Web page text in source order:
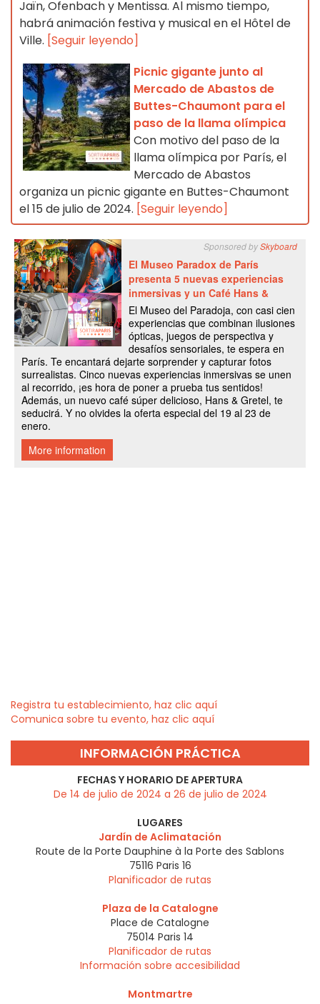
Jaïn, Ofenbach y Mentissa. Al mismo tiempo,
habrá animación festiva y musical en el Hôtel de
Ville. [Seguir leyendo]
Picnic gigante junto al
Mercado de Abastos de
Buttes-Chaumont para el
paso de la llama olímpica
Con motivo del paso de la
llama olímpica por París, el
Mercado de Abastos
organiza un picnic gigante en Buttes-Chaumont
el 15 de julio de 2024. [Seguir leyendo]
Registra tu establecimiento, haz clic aquí
Comunica sobre tu evento, haz clic aquí
INFORMACIÓN PRÁCTICA
FECHAS Y HORARIO DE APERTURA
De 14 de julio de 2024 a 26 de julio de 2024
LUGARES
Jardín de Aclimatación
Route de la Porte Dauphine à la Porte des Sablons
75116 Paris 16
Planificador de rutas
Plaza de la Catalogne
Place de Catalogne
75014 Paris 14
Planificador de rutas
Información sobre accesibilidad
Montmartre